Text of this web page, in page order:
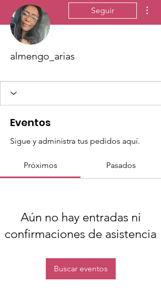
Seguir
almengo_arias
Eventos
Sigue y administra tus pedidos aquí.
Próximos Pasados
Aún no hay entradas ni
confirmaciones de asistencia
Buscar eventos